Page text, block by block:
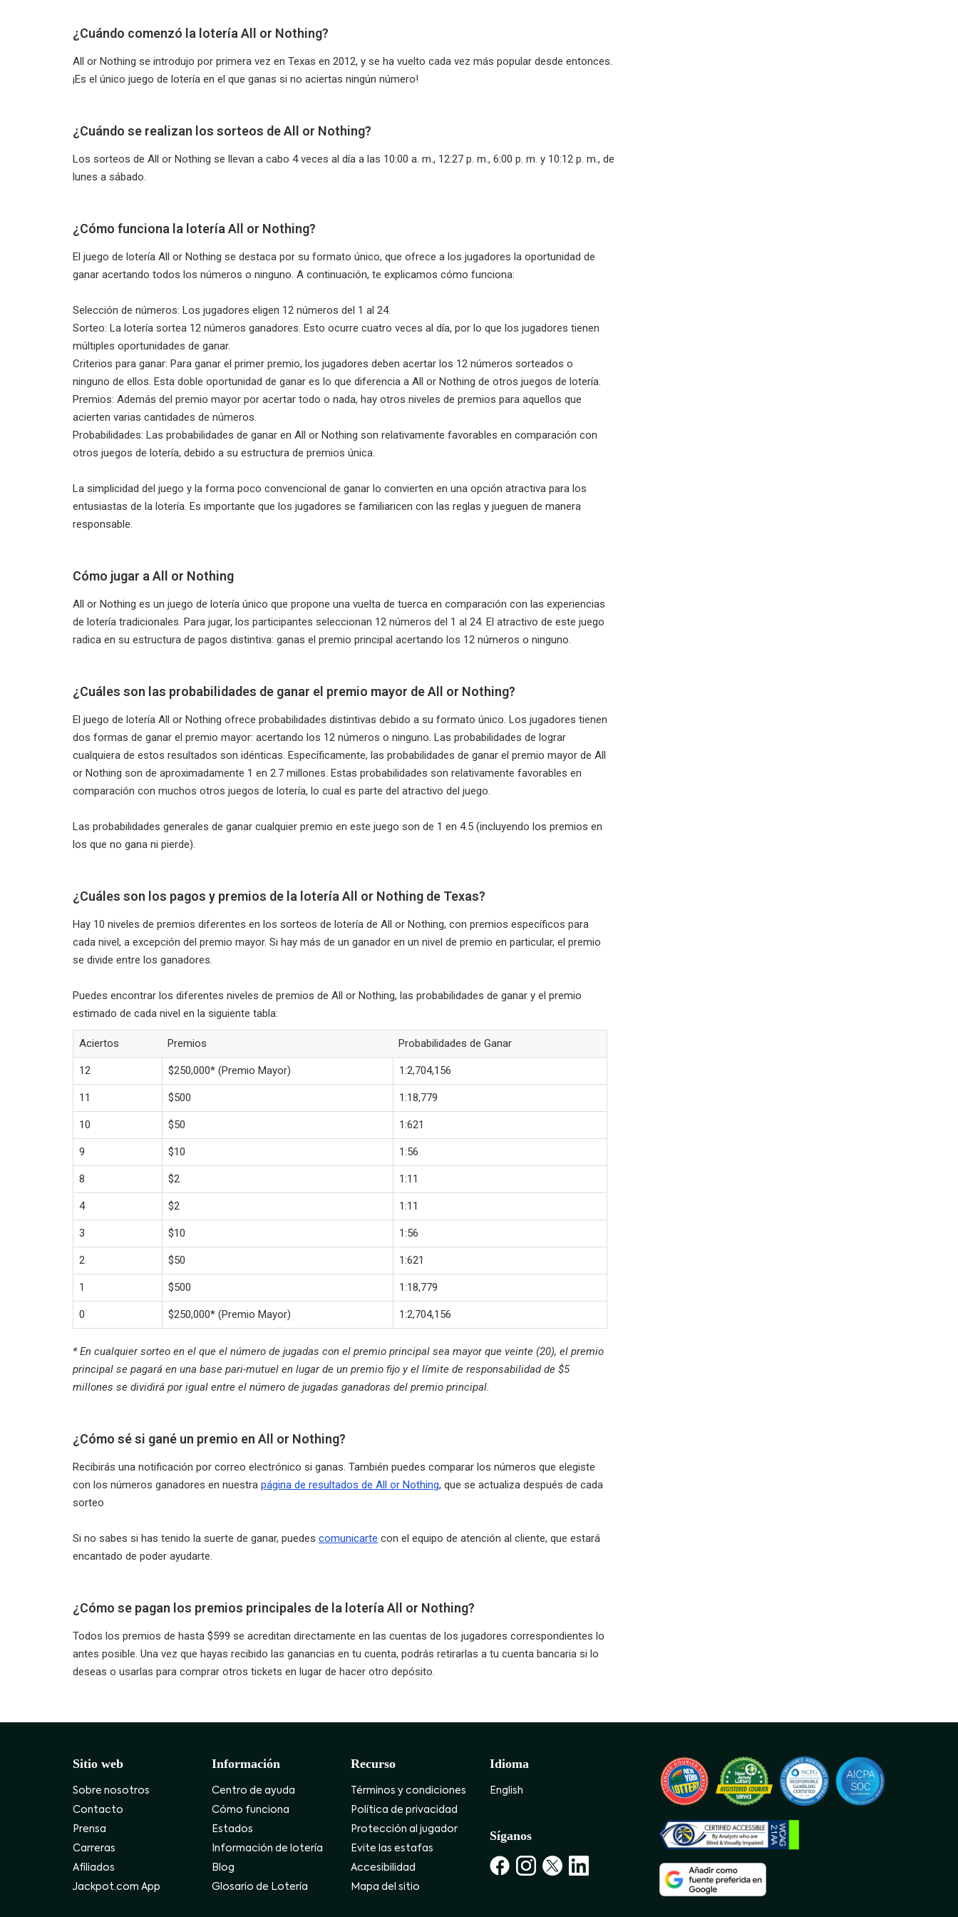
¿Cuándo comenzó la lotería All or Nothing?
All or Nothing se introdujo por primera vez en Texas en 2012, y se ha vuelto cada vez más popular desde entonces.
¡Es el único juego de lotería en el que ganas si no aciertas ningún número!
¿Cuándo se realizan los sorteos de All or Nothing?
Los sorteos de All or Nothing se llevan a cabo 4 veces al día a las 10:00 a. m., 12:27 p. m., 6:00 p. m. y 10:12 p. m., de
lunes a sábado.
¿Cómo funciona la lotería All or Nothing?
El juego de lotería All or Nothing se destaca por su formato único, que ofrece a los jugadores la oportunidad de
ganar acertando todos los números o ninguno. A continuación, te explicamos cómo funciona:
Selección de números: Los jugadores eligen 12 números del 1 al 24.
Sorteo: La lotería sortea 12 números ganadores. Esto ocurre cuatro veces al día, por lo que los jugadores tienen
múltiples oportunidades de ganar.
Criterios para ganar: Para ganar el primer premio, los jugadores deben acertar los 12 números sorteados o
ninguno de ellos. Esta doble oportunidad de ganar es lo que diferencia a All or Nothing de otros juegos de lotería.
Premios: Además del premio mayor por acertar todo o nada, hay otros niveles de premios para aquellos que
acierten varias cantidades de números.
Probabilidades: Las probabilidades de ganar en All or Nothing son relativamente favorables en comparación con
otros juegos de lotería, debido a su estructura de premios única.
La simplicidad del juego y la forma poco convencional de ganar lo convierten en una opción atractiva para los
entusiastas de la lotería. Es importante que los jugadores se familiaricen con las reglas y jueguen de manera
responsable.
Cómo jugar a All or Nothing
All or Nothing es un juego de lotería único que propone una vuelta de tuerca en comparación con las experiencias
de lotería tradicionales. Para jugar, los participantes seleccionan 12 números del 1 al 24. El atractivo de este juego
radica en su estructura de pagos distintiva: ganas el premio principal acertando los 12 números o ninguno.
¿Cuáles son las probabilidades de ganar el premio mayor de All or Nothing?
El juego de lotería All or Nothing ofrece probabilidades distintivas debido a su formato único. Los jugadores tienen
dos formas de ganar el premio mayor: acertando los 12 números o ninguno. Las probabilidades de lograr
cualquiera de estos resultados son idénticas. Específicamente, las probabilidades de ganar el premio mayor de All
or Nothing son de aproximadamente 1 en 2.7 millones. Estas probabilidades son relativamente favorables en
comparación con muchos otros juegos de lotería, lo cual es parte del atractivo del juego.
Las probabilidades generales de ganar cualquier premio en este juego son de 1 en 4.5 (incluyendo los premios en
los que no gana ni pierde).
¿Cuáles son los pagos y premios de la lotería All or Nothing de Texas?
Hay 10 niveles de premios diferentes en los sorteos de lotería de All or Nothing, con premios específicos para
cada nivel, a excepción del premio mayor. Si hay más de un ganador en un nivel de premio en particular, el premio
se divide entre los ganadores.
Puedes encontrar los diferentes niveles de premios de All or Nothing, las probabilidades de ganar y el premio
estimado de cada nivel en la siguiente tabla:
Aciertos Premios Probabilidades de Ganar
12 $250,000* (Premio Mayor) 1:2,704,156
11 $500 1:18,779
10 $50 1:621
9 $10 1:56
8 $2 1:11
4 $2 1:11
3 $10 1:56
2 $50 1:621
1 $500 1:18,779
0 $250,000* (Premio Mayor) 1:2,704,156
* En cualquier sorteo en el que el número de jugadas con el premio principal sea mayor que veinte (20), el premio
principal se pagará en una base pari-mutuel en lugar de un premio fijo y el límite de responsabilidad de $5
millones se dividirá por igual entre el número de jugadas ganadoras del premio principal.
¿Cómo sé si gané un premio en All or Nothing?
Recibirás una notificación por correo electrónico si ganas. También puedes comparar los números que elegiste
con los números ganadores en nuestra página de resultados de All or Nothing, que se actualiza después de cada
sorteo
Si no sabes si has tenido la suerte de ganar, puedes comunicarte con el equipo de atención al cliente, que estará
encantado de poder ayudarte.
¿Cómo se pagan los premios principales de la lotería All or Nothing?
Todos los premios de hasta $599 se acreditan directamente en las cuentas de los jugadores correspondientes lo
antes posible. Una vez que hayas recibido las ganancias en tu cuenta, podrás retirarlas a tu cuenta bancaria si lo
deseas o usarlas para comprar otros tickets en lugar de hacer otro depósito.
Sitio web
Sobre nosotros
Contacto
Prensa
Carreras
Afiliados
Jackpot.com App
Información
Centro de ayuda
Cómo funciona
Estados
Información de lotería
Blog
Glosario de Lotería
Recurso
Términos y condiciones
Política de privacidad
Protección al jugador
Evite las estafas
Accesibilidad
Mapa del sitio
Idioma
English
Síganos